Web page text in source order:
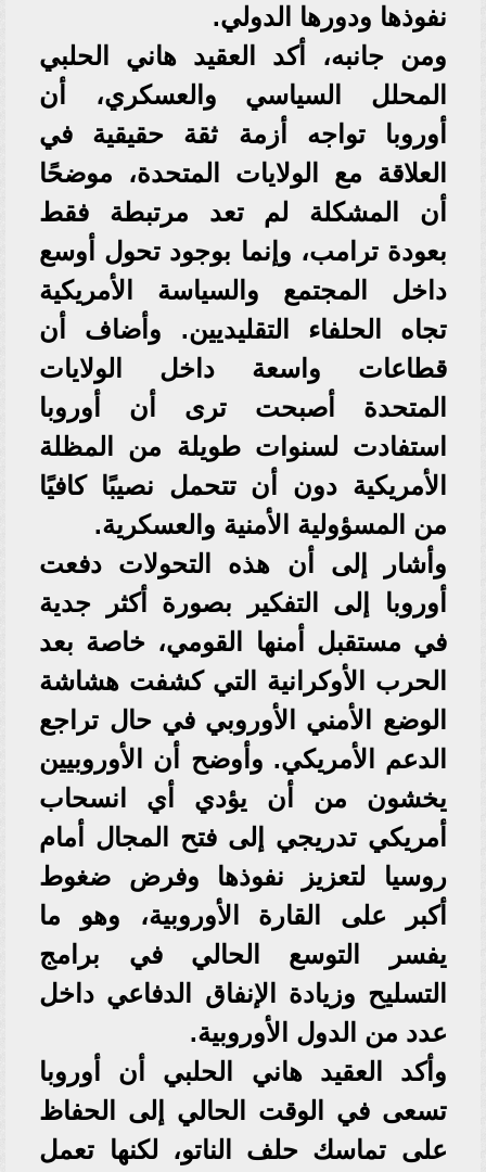
نفوذها ودورها الدولي.
ومن جانبه، أكد العقيد هاني الحلبي
المحلل السياسي والعسكري، أن
أوروبا تواجه أزمة ثقة حقيقية في
العلاقة مع الولايات المتحدة، موضحًا
أن المشكلة لم تعد مرتبطة فقط
بعودة ترامب، وإنما بوجود تحول أوسع
داخل المجتمع والسياسة الأمريكية
تجاه الحلفاء التقليديين. وأضاف أن
قطاعات واسعة داخل الولايات
المتحدة أصبحت ترى أن أوروبا
استفادت لسنوات طويلة من المظلة
الأمريكية دون أن تتحمل نصيبًا كافيًا
من المسؤولية الأمنية والعسكرية.
وأشار إلى أن هذه التحولات دفعت
أوروبا إلى التفكير بصورة أكثر جدية
في مستقبل أمنها القومي، خاصة بعد
الحرب الأوكرانية التي كشفت هشاشة
الوضع الأمني الأوروبي في حال تراجع
الدعم الأمريكي. وأوضح أن الأوروبيين
يخشون من أن يؤدي أي انسحاب
أمريكي تدريجي إلى فتح المجال أمام
روسيا لتعزيز نفوذها وفرض ضغوط
أكبر على القارة الأوروبية، وهو ما
يفسر التوسع الحالي في برامج
التسليح وزيادة الإنفاق الدفاعي داخل
عدد من الدول الأوروبية.
وأكد العقيد هاني الحلبي أن أوروبا
تسعى في الوقت الحالي إلى الحفاظ
على تماسك حلف الناتو، لكنها تعمل